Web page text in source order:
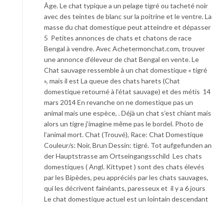
Âge. Le chat typique a un pelage tigré ou tacheté noir
avec des teintes de blanc sur la poitrine et le ventre. La
masse du chat domestique peut atteindre et dépasser
5 Petites annonces de chats et chatons de race
Bengal à vendre. Avec Achetermonchat.com, trouver
une annonce d’éleveur de chat Bengal en vente. Le
Chat sauvage ressemble à un chat domestique « tigré
», mais il est La queue des chats harets (Chat
domestique retourné à l’état sauvage) et des métis 14
mars 2014 En revanche on ne domestique pas un
animal mais une espèce, . Déjà un chat s’est chiant mais
alors un tigre j’imagine même pas le bordel . Photo de
l’animal mort. Chat (Trouvé), Race: Chat Domestique
Couleur/s: Noir, Brun Dessin: tigré. Tot aufgefunden an
der Hauptstrasse am Ortseingangsschild Les chats
domestiques ( Angl. Kittypet ) sont des chats élevés
par les Bipèdes, peu appréciés par les chats sauvages,
qui les décrivent fainéants, paresseux et il y a 6 jours
Le chat domestique actuel est un lointain descendant